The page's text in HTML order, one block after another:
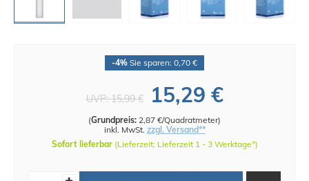
-4% Sie sparen: 0,70 €
UVP:15,99 € 15,29 €
(Grundpreis: 2,87 €/Quadratmeter)
inkl. MwSt. zzgl. Versand**
Sofort lieferbar (Lieferzeit: Lieferzeit 1 - 3 Werktage*)